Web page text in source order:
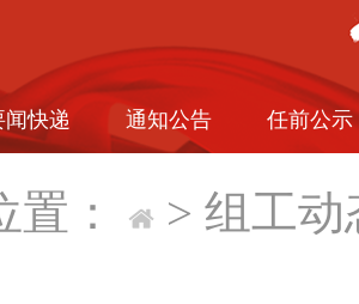
闻快递 通知公告 任前公示
置： > 组工动